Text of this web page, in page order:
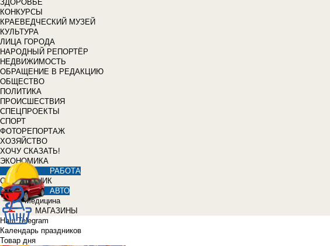
ЗДОРОВЬЕ
КОНКУРСЫ
КРАЕВЕДЧЕСКИЙ МУЗЕЙ
КУЛЬТУРА
ЛИЦА ГОРОДА
НАРОДНЫЙ РЕПОРТЁР
НЕДВИЖИМОСТЬ
ОБРАЩЕНИЕ В РЕДАКЦИЮ
ОБЩЕСТВО
ПОЛИТИКА
ПРОИСШЕСТВИЯ
СПЕЦПРОЕКТЫ
СПОРТ
ФОТОРЕПОРТАЖ
ХОЗЯЙСТВО
ХОЧУ СКАЗАТЬ!
ЭКОНОМИКА
РАБОТА
СПРАВОЧНИК
АВТО
Медицина
МАГАЗИНЫ
Наш Telegram
Календарь праздников
Товар дня